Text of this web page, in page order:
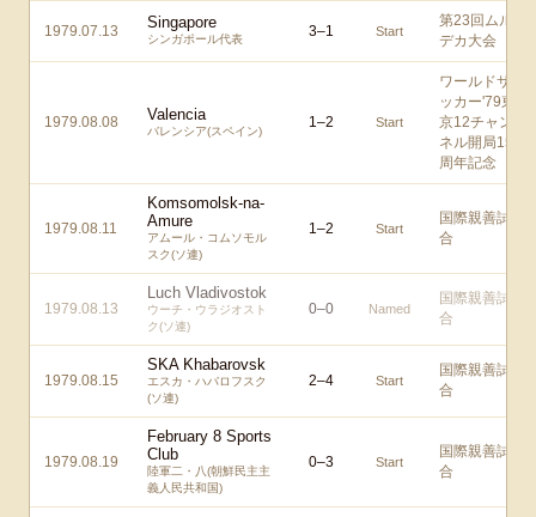
1979.07.13 Singapore
シンガポール代表 3–1 Start
第23回ムル
デカ大会
1979.08.08 Valencia
バレンシア(スペイン)
1–2 Start
ワールドサ
ッカー'79東
京12チャン
ネル開局15
周年記念
1979.08.11
Komsomolsk-na-
Amure
アムール・コムソモル
スク(ソ連)
1–2 Start
国際親善試
合
1979.08.13
Luch Vladivostok
ウーチ・ウラジオスト
ク(ソ連)
0–0 Named
国際親善試
合
1979.08.15
SKA Khabarovsk
エスカ・ハバロフスク
(ソ連)
2–4 Start
国際親善試
合
1979.08.19
February 8 Sports
Club
陸軍二・八(朝鮮民主主
義人民共和国)
0–3 Start
国際親善試
合